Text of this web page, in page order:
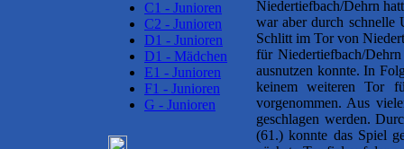
C1 - Junioren
C2 - Junioren
D1 - Junioren
D1 - Mädchen
E1 - Junioren
F1 - Junioren
G - Junioren
Niedertiefbach/Dehrn
war aber durch schnelle
Schlitt im Tor von
für Niedertiefbach/
ausnutzen konnte. In
keinem weiteren Tor
vorgenommen. Aus
geschlagen werden.
(61.) konnte das Spiel